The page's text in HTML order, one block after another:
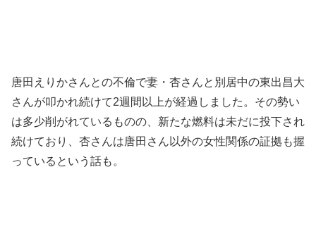
唐田えりかさんとの不倫で妻・杏さんと別居中の東出昌大
さんが叩かれ続けて2週間以上が経過しました。その勢い
は多少削がれているものの、新たな燃料は未だに投下され
続けており、杏さんは唐田さん以外の女性関係の証拠も握
っているという話も。